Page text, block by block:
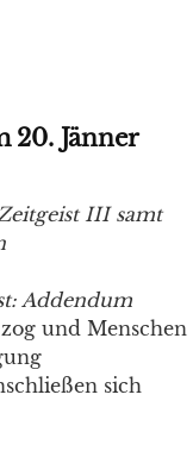
20. Jänner
III samt
Addendum
und Menschen
sich